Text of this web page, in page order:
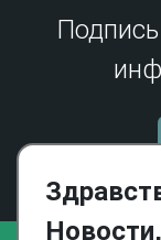
Сражение
159 лет со
05.07.22
Личность
Хаджретской